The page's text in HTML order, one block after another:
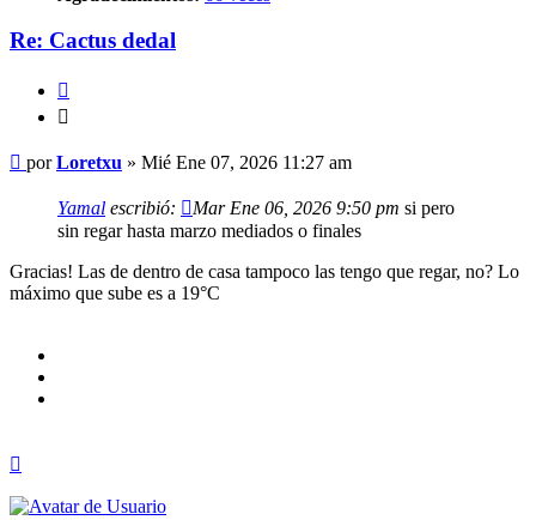
Re: Cactus dedal
Mensaje
porLoretxu » Mié Ene 07, 2026 11:27 am
Yamal escribió: Mar Ene 06, 2026 9:50 pm si pero
sin regar hasta marzo mediados o finales
Gracias! Las de dentro de casa tampoco las tengo que regar, no? Lo
máximo que sube es a 19°C